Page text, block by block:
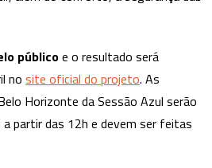
públicoe o resultado será
no site oficial do projeto. As
Horizonte da Sessão Azul serão
partir das 12h e devem ser feitas